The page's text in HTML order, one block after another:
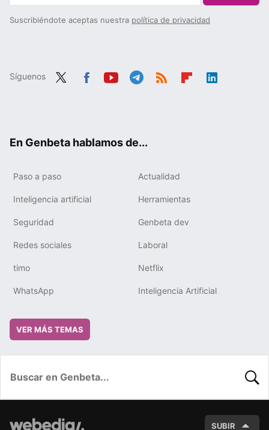
Suscribiéndote aceptas nuestra política de privacidad
Síguenos
En Genbeta hablamos de...
Paso a paso Actualidad
Inteligencia artificial Herramientas
Seguridad Genbeta dev
Redes sociales Laboral
timo Netflix
WhatsApp Inteligencia Artificial
VER MÁS TEMAS
SUBIR